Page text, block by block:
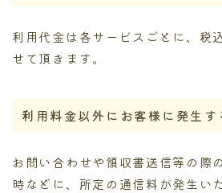
利用代金は各サービスごとに、税
せて頂きます。
利用料金以外にお客様に発生す
お問い合わせや領収書送信等の際
時などに、所定の通信料が発生い